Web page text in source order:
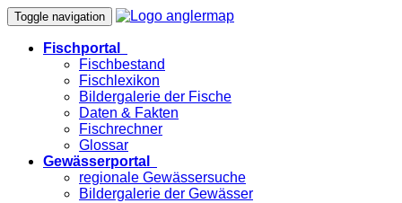
Toggle navigation
Fischportal
Fischbestand
Fischlexikon
Bildergalerie der Fische
Daten & Fakten
Fischrechner
Glossar
Gewässerportal
regionale Gewässersuche
Bildergalerie der Gewässer